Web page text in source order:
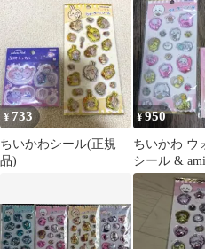
ル ★3種セ
品
¥733
ちいかわシール(正規
品)
¥950
ちいかわ ウ
シール &
クシール セ